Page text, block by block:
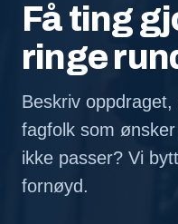
Få ting
ringe
Beskriv
fagfolk som
ikke passer? Vi
fornøyd.